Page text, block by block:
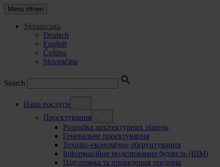
Menü öffnen
Українська
Deutsch
English
Čeština
Slovenčina
Search
Наші послуги
Проєктування
Розробка архітектурних рішень
Генеральне проєктування
Техніко-економічне обґрунтування
Інформаційне моделювання будівель (BIM)
Підготовка та проведення тендерів